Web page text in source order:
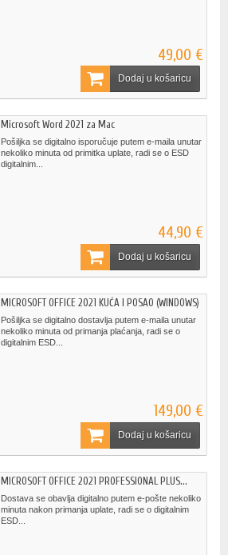
49,00 €
Dodaj u košaricu
Microsoft Word 2021 za Mac
Pošiljka se digitalno isporučuje putem e-maila unutar
nekoliko minuta od primitka uplate, radi se o ESD
digitalnim...
44,90 €
Dodaj u košaricu
MICROSOFT OFFICE 2021 KUĆA I POSAO (WINDOWS)
Pošiljka se digitalno dostavlja putem e-maila unutar
nekoliko minuta od primanja plaćanja, radi se o
digitalnim ESD...
149,00 €
Dodaj u košaricu
MICROSOFT OFFICE 2021 PROFESSIONAL PLUS...
Dostava se obavlja digitalno putem e-pošte nekoliko
minuta nakon primanja uplate, radi se o digitalnim
ESD...